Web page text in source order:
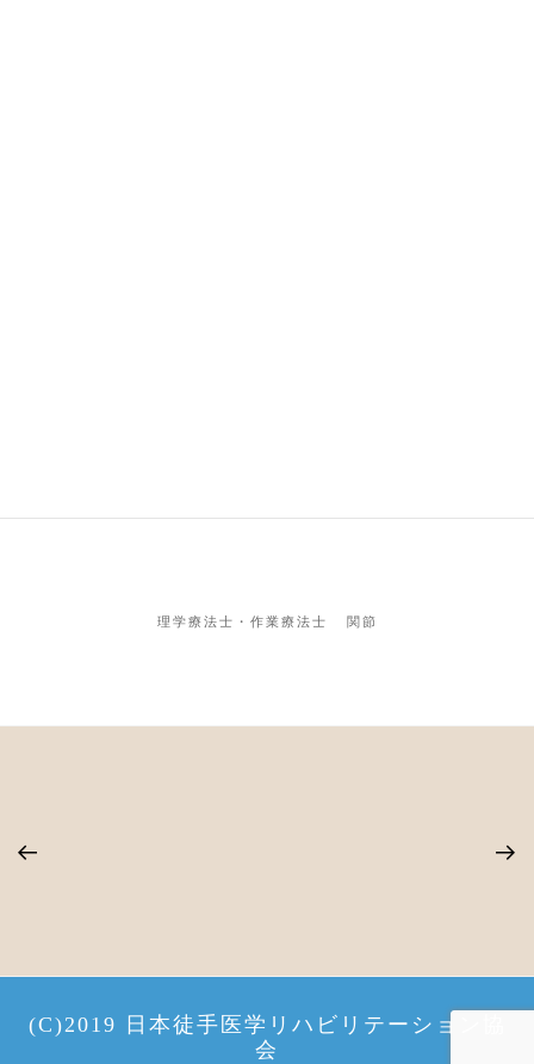
理学療法士・作業療法士 関節
(C)2019 日本徒手医学リハビリテーション協
会